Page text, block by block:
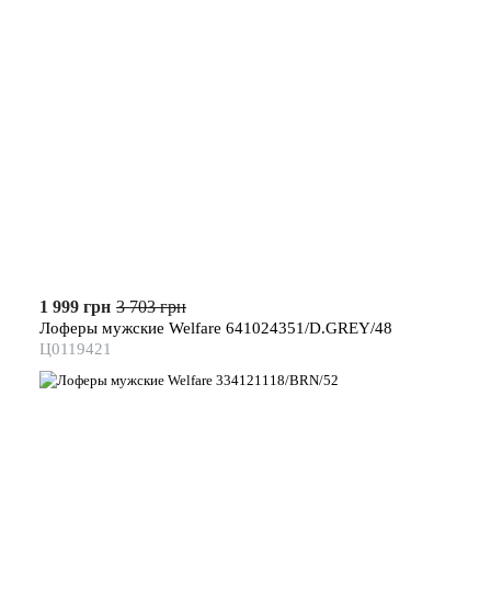
1 999 грн 3 703 грн
Лоферы мужские Welfare 641024351/D.GREY/48
Ц0119421